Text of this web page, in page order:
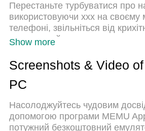
Перестаньте турбуватися про
використовуючи ххх на своєму
телефоні, звільніться від
насолоджуйтеся
повний екран свого додатка
клавіатури та миші. MEmu
дивовижні функції, які ви
зрозумілі елементи
від акумулятора, мобільних
дзвінків. Зовсім новий MEmu
Show more
Screenshots & Video
PC
Насолоджуйтесь чудовим
допомогою програми MEMU
потужний безкоштовний